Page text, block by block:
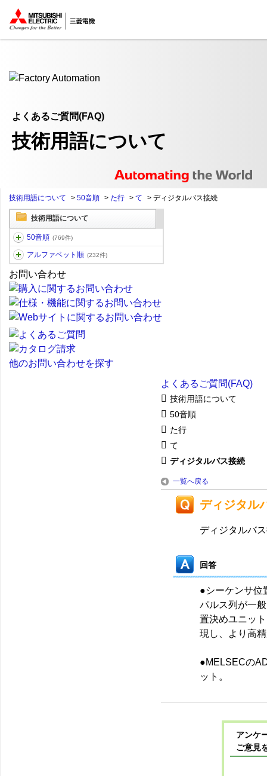
ここから本文
よくあるご質問(FAQ)
技術用語について
技術用語について > 50音順 > た行 > て > ディジタルバス接続
技術用語について
50音順 (769件)
アルファベット順 (232件)
お問い合わせ
他のお問い合わせを探す
よくあるご質問(FAQ)
技術用語について
50音順
た行
て
ディジタルバス接続
一覧へ戻る
ディジタル
ディジタルバ
回答
●シーケンサ位
パルス列が一
置決めユニッ
現し、より高
●MELSECの
ット。
アンケ
ご意見